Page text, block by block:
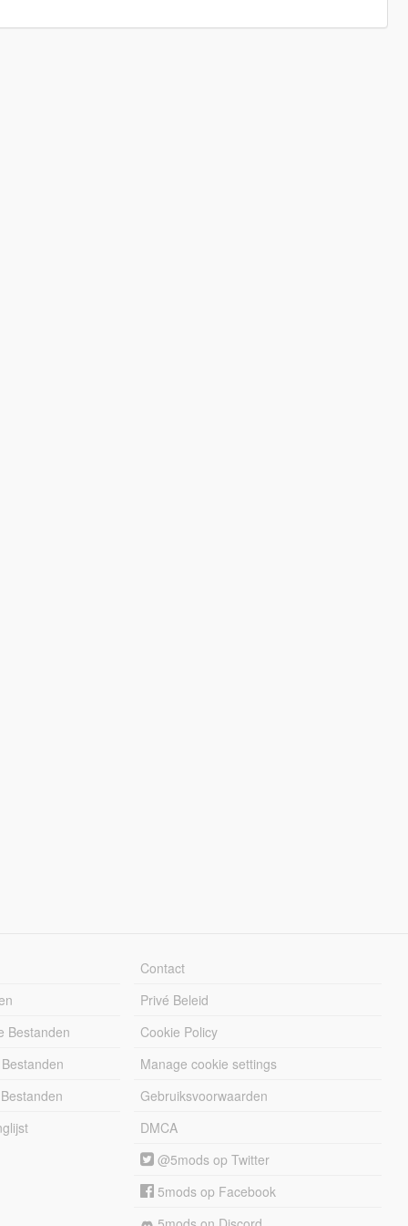
Bestanden
Contact
Privé Beleid
Cookie Policy
Manage cookie settings
Gebruiksvoorwaarden
DMCA
@5mods op Twitter
5mods op Facebook